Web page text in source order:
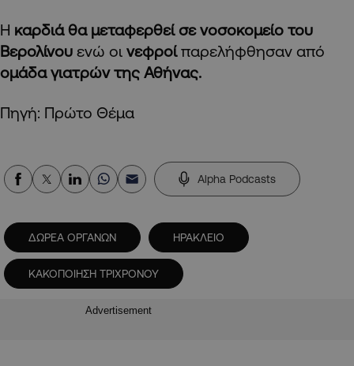
Η καρδιά θα μεταφερθεί σε νοσοκομείο του
Βερολίνου ενώ οι νεφροίπαρελήφθησαν από
ομάδα γιατρών της Αθήνας.
Πηγή: Πρώτο Θέμα
Alpha Podcasts
ΔΩΡΕΑ ΟΡΓΑΝΩΝ ΗΡΑΚΛΕΙΟ
ΚΑΚΟΠΟΙΗΣΗ ΤΡΙΧΡΟΝΟΥ
Advertisement